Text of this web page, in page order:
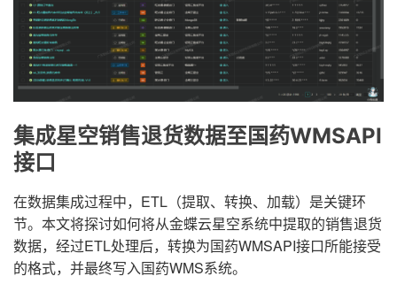
集成星空销售退货数据至国药WMSAPI
接口
在数据集成过程中，ETL（提取、转换、加载）是关键环
节。本文将探讨如何将从金蝶云星空系统中提取的销售退货
数据，经过ETL处理后，转换为国药WMSAPI接口所能接受
的格式，并最终写入国药WMS系统。